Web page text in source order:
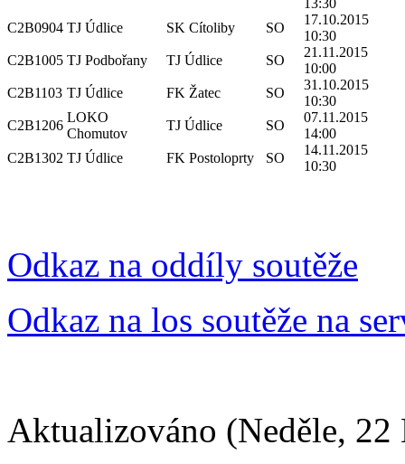
C2B0904 TJ Údlice SK Cítoliby SO
17.10.2015
10:30
C2B1005 TJ Podbořany TJ Údlice SO
21.11.2015
10:00
C2B1103 TJ Údlice FK Žatec SO
31.10.2015
10:30
C2B1206
LOKO
Chomutov
TJ Údlice SO
07.11.2015
14:00
C2B1302 TJ Údlice FK Postoloprty SO
14.11.2015
10:30
Odkaz na oddíly soutěže
Odkaz na los soutěže na
Aktualizováno (Neděle,